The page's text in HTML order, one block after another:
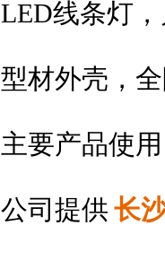
LED线条灯
型材外壳，
主要产品使
公司提供 长